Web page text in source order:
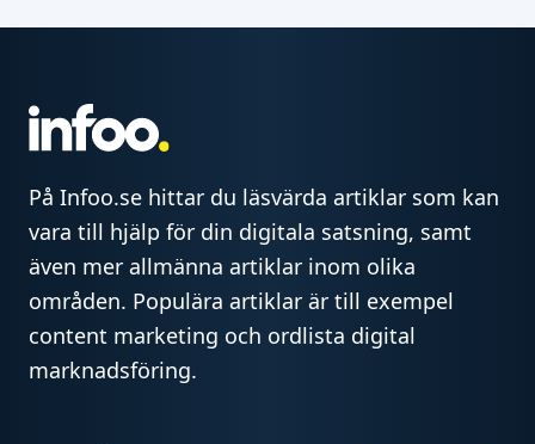
På Infoo.se hittar du läsvärda artiklar som kan
vara till hjälp för din digitala satsning, samt
även mer allmänna artiklar inom olika
områden. Populära artiklar är till exempel
content marketing och ordlista digital
marknadsföring.